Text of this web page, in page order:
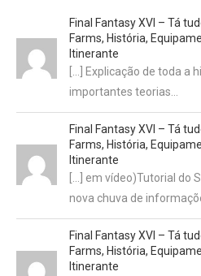
Final Fantasy XVI – Tá
Farms, História,
Itinerante
[…] Explicação de toda a
importantes teorias…
Final Fantasy XVI – Tá
Farms, História,
Itinerante
[…] em vídeo)Tutorial do
nova chuva de
Final Fantasy XVI – Tá
Farms, História,
Itinerante